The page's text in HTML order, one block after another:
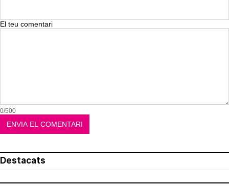
El teu comentari
0/500
Destacats